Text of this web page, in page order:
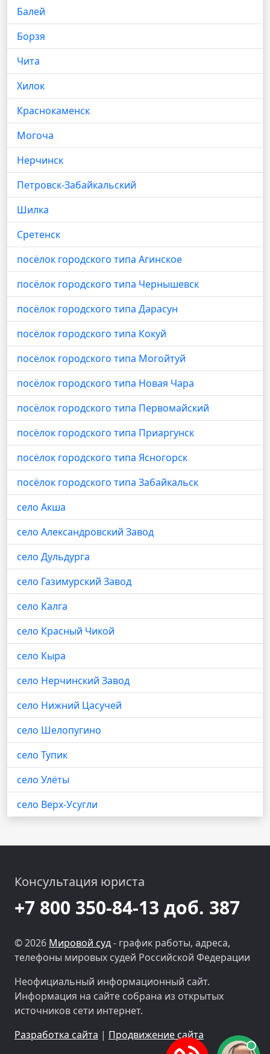
Балей
Борзя
Чита
Хилок
Краснокаменск
Могоча
Нерчинск
Петровск-Забайкальский
Шилка
Сретенск
посёлок городского типа Агинское
посёлок городского типа Чернышевск
посёлок городского типа Дарасун
посёлок городского типа Кокуй
посёлок городского типа Могойтуй
посёлок городского типа Новая Чара
посёлок городского типа Первомайский
посёлок городского типа Приаргунск
посёлок городского типа Ясногорск
посёлок городского типа Забайкальск
село Акша
село Александровский Завод
село Дульдурга
село Газимурский Завод
село Калга
село Красный Чикой
село Кыра
село Нерчинский Завод
село Нижний Цасучей
село Шелопугино
село Тупик
село Улёты
село Верх-Усугли
Консультация юриста
+7 800 350-84-13 доб. 387
© 2026 Мировой суд- график работы, адреса,
телефоны мировых судей Российской Федерации
Неофициальный информационный сайт.
Информация на сайте собрана из открытых
источников сети интернет.
Разработка сайта | Продвижение сайта